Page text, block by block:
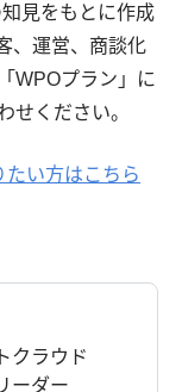
見をもとに作成
、運営、商談化
WPOプラン」に
せください。
い方はこちら
クラウド
ーダー